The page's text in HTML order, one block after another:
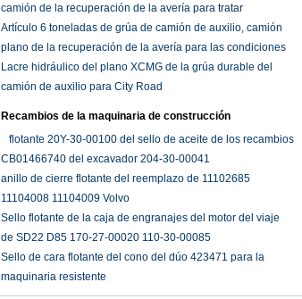
camión de la recuperación de la avería para tratar
accidentes del vehículo
Artículo 6 toneladas de grúa de camión de auxilio, camión
plano de la recuperación de la avería para las condiciones
del rescate
Lacre hidráulico del plano XCMG de la grúa durable del
camión de auxilio para City Road
Recambios de la maquinaria de construcción
flotante 20Y-30-00100 del sello de aceite de los recambios
CB01466740 del excavador 204-30-00041
anillo de cierre flotante del reemplazo de 11102685
11104008 11104009 Volvo
Sello flotante de la caja de engranajes del motor del viaje
de SD22 D85 170-27-00020 110-30-00085
Sello de cara flotante del cono del dúo 423471 para la
maquinaria resistente